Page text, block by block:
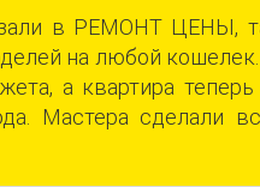
в РЕМОНТ ЦЕНЫ,
на любой
а квартира
Мастера сделали